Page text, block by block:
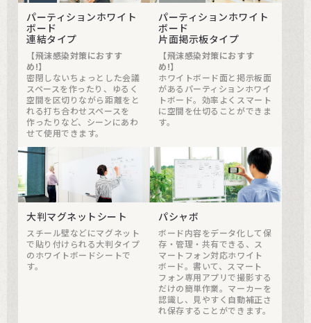
パーティションホワイト
ボード
連結タイプ
【飛沫感染対策におすす
め!】
密閉しないちょっとした会議
スペースを作ったり、ゆるく
空間を区切りながら距離をと
れる打ち合わせスペースを
作ったりなど、シーンにあわ
せて使用できます。
パーティションホワイト
ボード
片面掲示板タイプ
【飛沫感染対策におすす
め!】
ホワイトボード面と掲示板面
があるパーティションホワイ
トボード。効率よくスマート
に空間を仕切ることができま
す。
大判マグネットシート
スチール壁などにマグネット
で貼り付けられる大判タイプ
のホワイトボードシートで
す。
パシャボ
ボード内容をデータ化して保
存・管理・共有できる、ス
マートフォン対応ホワイト
ボード。書いて、スマート
フォン専用アプリで撮影する
だけの簡単作業。マーカーを
認識し、見やすく自動補正さ
れ保存することができます。